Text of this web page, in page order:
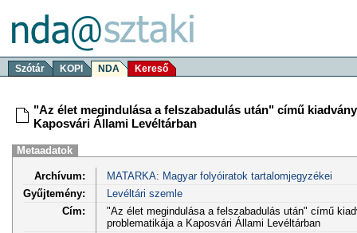
Szótár KOPI NDA Kereső
"Az élet megindulása a felszabadulás után" című
Kaposvári Állami Levéltárban
Metaadatok
Archívum:
MATARKA: Magyar folyóiratok tartalomjegyzékei
Gyűjtemény:
Levéltári szemle
Cím:
"Az élet megindulása a felszabadulás után" című
problematikája a Kaposvári Állami Levéltárban